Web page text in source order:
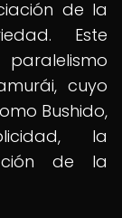
de la
Este
cuyo
Bushido,
la
de la